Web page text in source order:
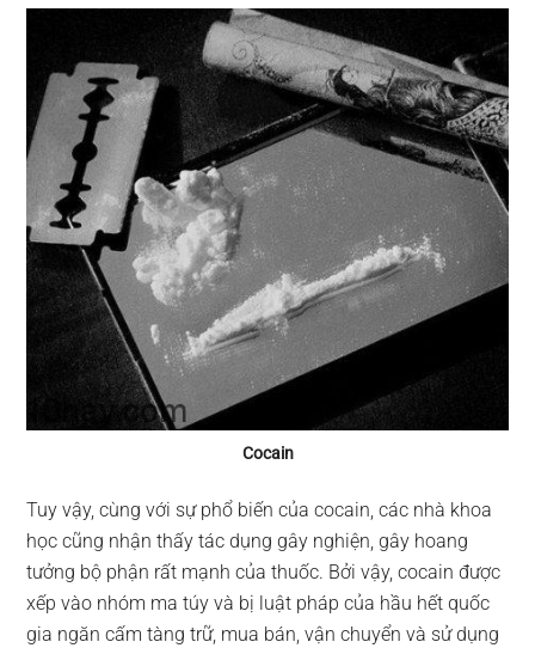
Cocain
Tuy vậy, cùng với sự phổ biến của cocain, các nhà khoa
học cũng nhận thấy tác dụng gây nghiện, gây hoang
tưởng bộ phận rất mạnh của thuốc. Bởi vậy, cocain được
xếp vào nhóm ma túy và bị luật pháp của hầu hết quốc
gia ngăn cấm tàng trữ, mua bán, vận chuyển và sử dụng